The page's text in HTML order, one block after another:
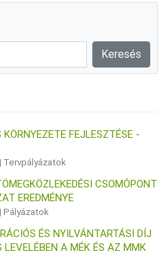
FEJLESZTÉSE -
| Tervpályázatok
CSOMÓPONT
EREDMÉNYE
|Pályázatok
ÉS NYILVÁNTARTÁSI DÍJ
LEVELÉBEN A MÉK ÉS AZ MMK